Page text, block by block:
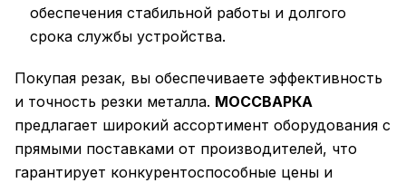
обеспечения стабильной работы и долгого
срока службы устройства.
Покупая резак, вы обеспечиваете эффективность
и точность резки металла. МОССВАРКА
предлагает широкий ассортимент оборудования с
прямыми поставками от производителей, что
гарантирует конкурентоспособные цены и